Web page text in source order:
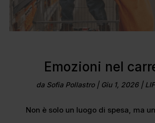
Emozioni nel
da Sofia Pollastro| Giu 1, 2026|
Non è solo un luogo di spesa, ma